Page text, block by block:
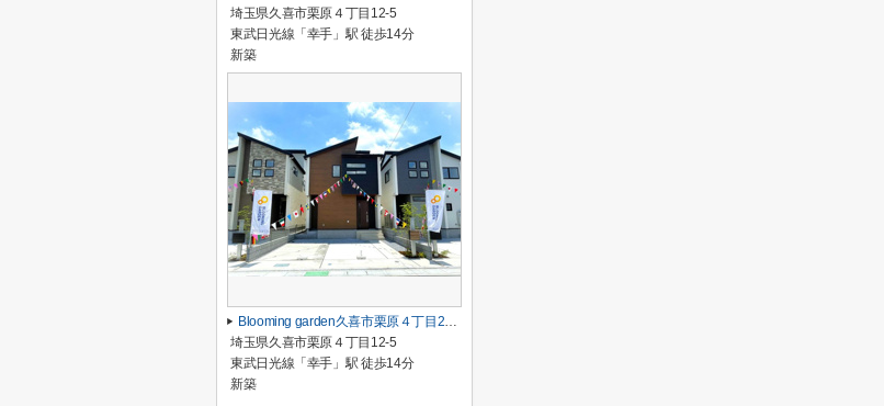
埼玉県久喜市栗原４丁目12-5
東武日光線「幸手」駅 徒歩14分
新築
Blooming garden久喜市栗原４丁目2号棟
埼玉県久喜市栗原４丁目12-5
東武日光線「幸手」駅 徒歩14分
新築